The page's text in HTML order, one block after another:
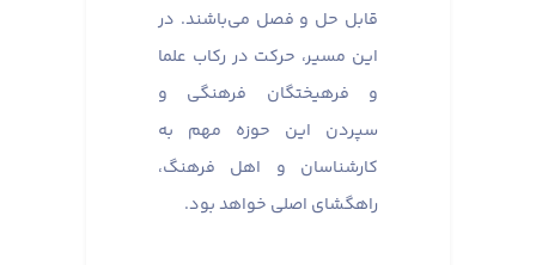
قابل حل و فصل می‌باشند. در
این مسیر، حرکت در رکاب علما
و فرهیختگان فرهنگی و
سپردن این حوزه مهم به
کارشناسان و اهل فرهنگ،
راهگشای اصلی خواهد بود.